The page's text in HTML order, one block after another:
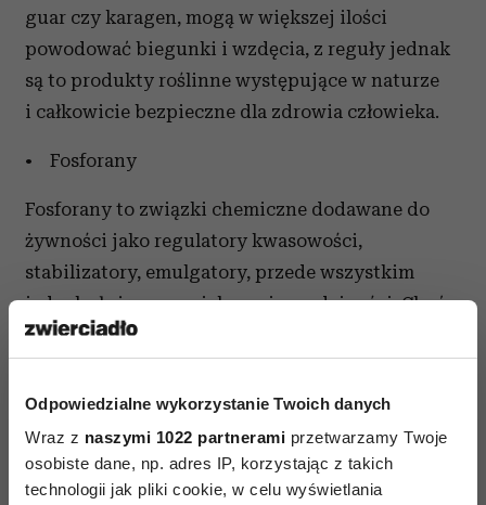
Odpowiedzialne wykorzystanie Twoich danych
Wraz z naszymi 1022 partnerami przetwarzamy Twoje
osobiste dane, np. adres IP, korzystając z takich
technologii jak pliki cookie, w celu wyświetlania
guar czy karagen, mogą w większej ilości
powodować biegunki i wzdęcia, z reguły jednak
są to produkty roślinne występujące w naturze
i całkowicie bezpieczne dla zdrowia człowieka.
• Fosforany
Fosforany to związki chemiczne dodawane do
żywności jako regulatory kwasowości,
stabilizatory, emulgatory, przede wszystkim
jednak służą one zwiększaniu wydajności. Choć
substancje te w małych ilościach uznaje się za
żywności niesie ze sobą ryzyko niebezpiecznego
zwiększenia podaży fosforu, powszechnie
dodawanego także do serów, mąki, napojów.
Jednocześnie zaburza ona prawidłową proporcję